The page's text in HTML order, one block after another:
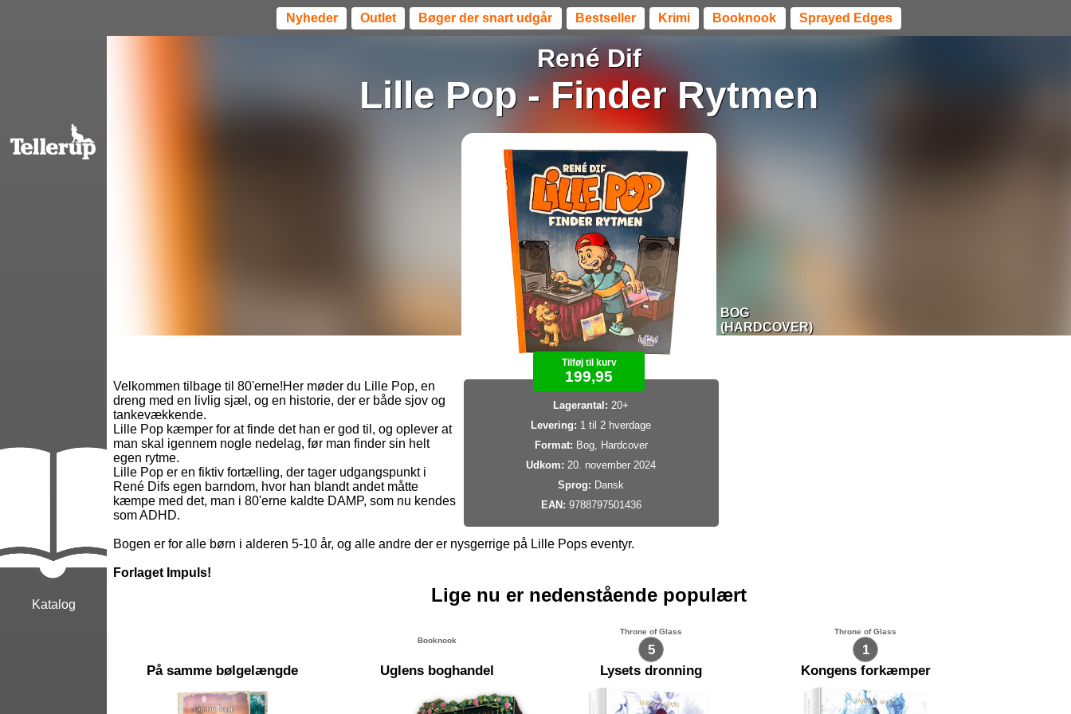
Nyheder Outlet Bøger der snart udgår Bestseller Krimi Booknook Sprayed Edges
Katalog
René Dif
Lille Pop - Finder Rytmen
BOG
(HARDCOVER)
Tilføj til kurv
199,95
Lagerantal: 20+
Levering: 1 til 2 hverdage
Format: Bog, Hardcover
Udkom: 20. november 2024
Sprog: Dansk
EAN: 9788797501436
Velkommen tilbage til 80'erne!Her møder du Lille Pop, en
dreng med en livlig sjæl, og en historie, der er både sjov og
tankevækkende.
Lille Pop kæmper for at finde det han er god til, og oplever at
man skal igennem nogle nedelag, før man finder sin helt
egen rytme.
Lille Pop er en fiktiv fortælling, der tager udgangspunkt i
René Difs egen barndom, hvor han blandt andet måtte
kæmpe med det, man i 80'erne kaldte DAMP, som nu kendes
som ADHD.
Bogen er for alle børn i alderen 5-10 år, og alle andre der er nysgerrige på Lille Pops eventyr.
Forlaget Impuls!
Lige nu er nedenstående populært
På samme bølgelængde
Booknook
Uglens boghandel
5
Throne of Glass
Lysets dronning
1
Throne of Glass
Kongens forkæmper